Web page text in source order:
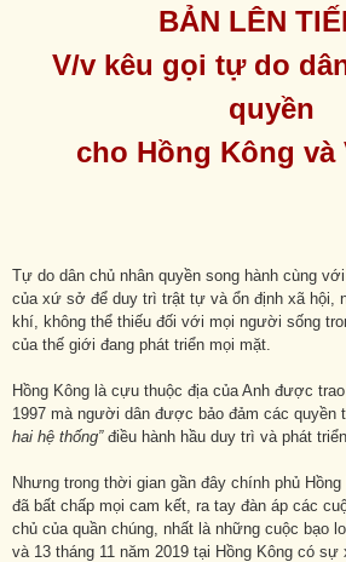
BẢN LÊN
V/v kêu gọi tự do
quyền
cho Hồng Kông và
Tự do dân chủ nhân quyền song hành cùng
của xứ sở để duy trì trật tự và ổn định xã hội,
khí, không thể thiếu đối với mọi người sống
của thế giới đang phát triển mọi mặt.
Hồng Kông là cựu thuộc địa của Anh được
1997 mà người dân được bảo đảm các quyền
hai hệ thống”điều hành hầu duy trì và phát
Nhưng trong thời gian gần đây chính phủ
đã bất chấp mọi cam kết, ra tay đàn áp các
chủ của quần chúng, nhất là những cuộc bạo
và 13 tháng 11 năm 2019 tại Hồng Kông có